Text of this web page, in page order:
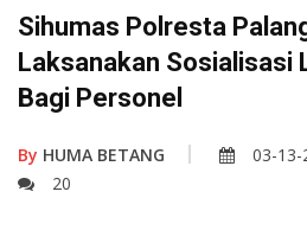
Sihumas Polresta
Laksanakan Sosialisasi
Bagi Personel
By HUMA BETANG 03-13-
20